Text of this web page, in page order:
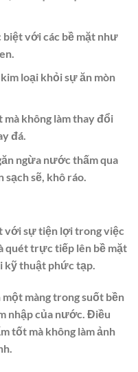
biệt với các bề mặt như
loại khỏi sự ăn mòn
không làm thay đổi
đá.
ngừa nước thấm qua
sẽ, khô ráo.
với sự tiện lợi trong việc
quét trực tiếp lên bề mặt
kỹ thuật phức tạp.
màng trong suốt bền
nhập của nước. Điều
tốt mà không làm ảnh